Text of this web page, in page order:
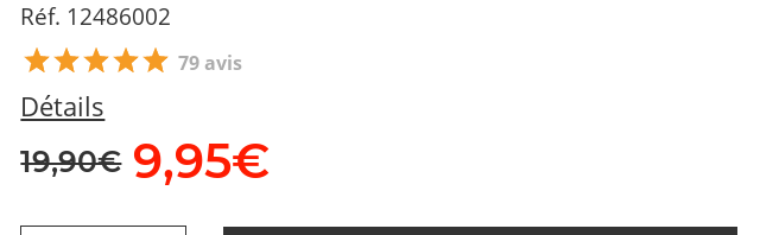
Réf. 12486002
79 avis
Détails
19,90€ 9,95€